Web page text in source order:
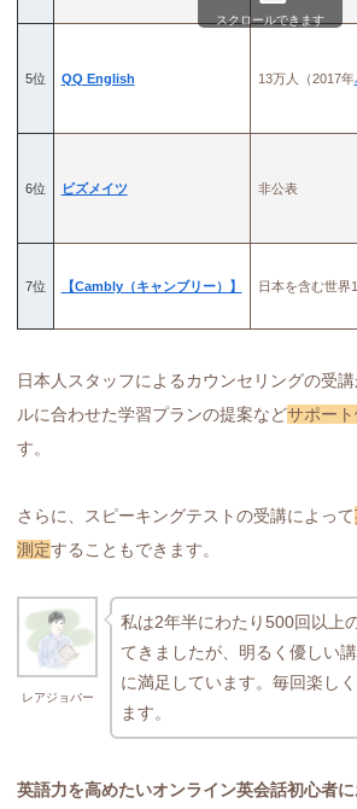
5位 QQ English 13万人（2017年
6位 ビズメイツ 非公表
7位 【Cambly（キャンブリー）】 日本を含む世界
スクロールできます
日本人スタッフによるカウンセリングの受
ルに合わせた学習プランの提案などサポー
す。
さらに、スピーキングテストの受講によって
測定することもできます。
レアジョバー
私は2年半にわたり500回以上
てきましたが、明るく優しい
に満足しています。毎回楽し
ます。
英語力を高めたいオンライン英会話初心者